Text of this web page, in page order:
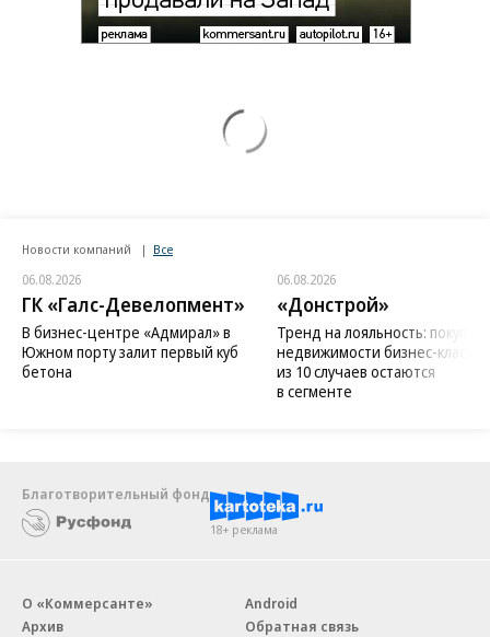
Новости компаний Все
06.08.2026
ГК «Галс-Девелопмент»
В бизнес-центре «Адмирал» в
Южном порту залит первый куб
бетона
06.08.2026
«Донстрой»
Тренд на лояльность:
недвижимости бизнес-класса
из 10 случаев остаются
в сегменте
Благотворительный фонд
18+ реклама
О «Коммерсанте»
Архив
Android
Обратная связь